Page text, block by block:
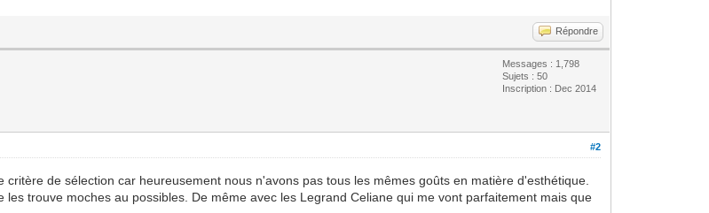
Répondre
Messages : 1,798
Sujets : 50
Inscription : Dec 2014
#2
de sélection car heureusement nous n'avons pas tous les mêmes goûts en matière d'esthétique.
trouve moches au possibles. De même avec les Legrand Celiane qui me vont parfaitement mais que